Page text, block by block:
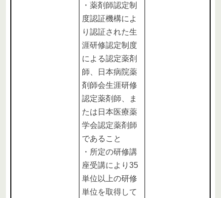
・薬剤師認定制
度認証機構によ
り認証された生
涯研修認定制度
による認定薬剤
師、日本病院薬
剤師会生涯研修
認定薬剤師、ま
たは日本医療薬
学会認定薬剤師
であること
・所定の研修講
座受講により35
単位以上の研修
単位を取得して